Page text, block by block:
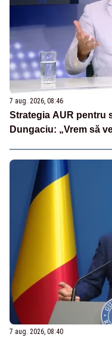
7 aug. 2026, 08:46
Strategia AUR pentru
Dungaciu: „Vrem să
7 aug. 2026, 08:40